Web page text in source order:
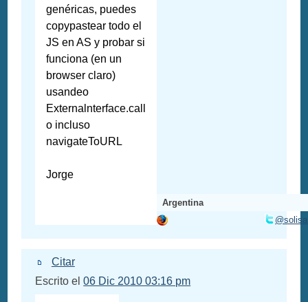
genéricas, puedes
copypastear todo el
JS en AS y probar si
funciona (en un
browser claro)
usandeo
Externalnterface.call
o incluso
navigateToURL
Jorge
Argentina
Citar
Escrito el06 Dic 2010 03:16 pm